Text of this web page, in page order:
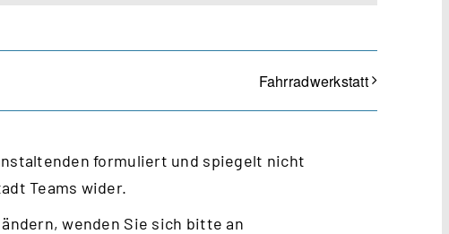
Fahrradwerkstatt
formuliert und spiegelt nicht
Teams wider.
wenden Sie sich bitte an